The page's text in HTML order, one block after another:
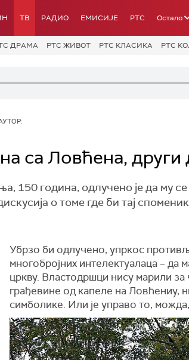
ТВ РАДИО ЕМИСИЈЕ РТС Остало
ДРАМА РТС ЖИВОТ РТС КЛАСИКА РТС
са Ловћена, други
150 година, одлучено је да му
о томе где би тај
Убрзо би одлучено, упркос
многобројних интелектуалаца – да
цркву. Властодршци нису марили
грађевине од капеле на Ловћениу,
симболике. Или је управо то,